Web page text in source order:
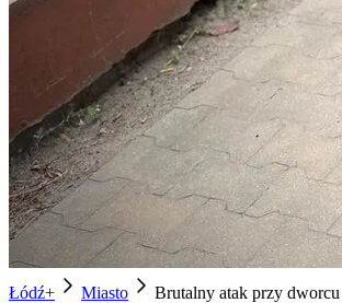
Łódź+ Miasto
Brutalny atak przy